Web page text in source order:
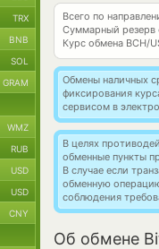
Всего по
Суммарный резерв
Курс обмена BCH/
Обмены наличных
фиксирования
сервисом в
В целях
обменные пункты
В случае если
обменную
соблюдения
Об обмене
TRX
BNB
SOL
GRAM
WMZ
RUB
USD
USD
CNY